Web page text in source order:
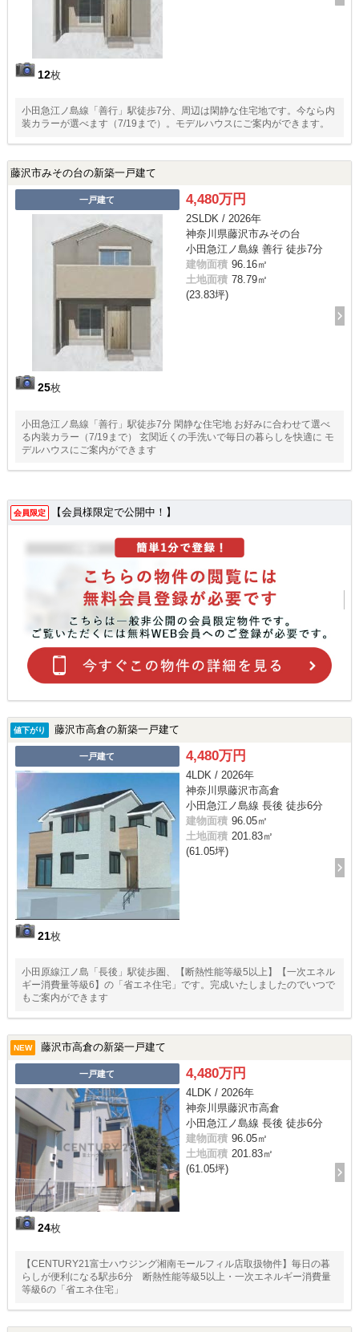
12枚
小田急江ノ島線「善行」駅徒歩7分、周辺は閑静な住宅地です。今なら内
装カラーが選べます（7/19まで）。モデルハウスにご案内ができます。
藤沢市みその台の新築一戸建て
一戸建て
25枚
4,480万円
2SLDK / 2026年
神奈川県藤沢市みその台
小田急江ノ島線 善行 徒歩7分
建物面積 96.16㎡
土地面積 78.79㎡
(23.83坪)
小田急江ノ島線「善行」駅徒歩7分 閑静な住宅地 お好みに合わせて選べ
る内装カラー（7/19まで） 玄関近くの手洗いで毎日の暮らしを快適に モ
デルハウスにご案内ができます
会員限定 【会員様限定で公開中！】
値下がり 藤沢市高倉の新築一戸建て
一戸建て
21枚
4,480万円
4LDK / 2026年
神奈川県藤沢市高倉
小田急江ノ島線 長後 徒歩6分
建物面積 96.05㎡
土地面積 201.83㎡
(61.05坪)
小田原線江ノ島「長後」駅徒歩圏、【断熱性能等級5以上】【一次エネル
ギー消費量等級6】の「省エネ住宅」です。完成いたしましたのでいつで
もご案内ができます
NEW 藤沢市高倉の新築一戸建て
一戸建て
24枚
4,480万円
4LDK / 2026年
神奈川県藤沢市高倉
小田急江ノ島線 長後 徒歩6分
建物面積 96.05㎡
土地面積 201.83㎡
(61.05坪)
【CENTURY21富士ハウジング湘南モールフィル店取扱物件】毎日の暮
らしが便利になる駅歩6分 断熱性能等級5以上・一次エネルギー消費量
等級6の「省エネ住宅」